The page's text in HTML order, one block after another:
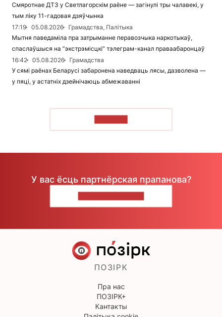
Смяротнае ДТЗ у Светлагорскім раёне — загінулі тры чалавекі, у
тым ліку 11-гадовая дзяўчынка
17:19
05.08.2026
Грамадства, Палітыка
Мытня паведаміла пра затрыманне перавозчыка наркотыкаў,
спаслаўшыся на “экстрэмісцкі” тэлеграм-канал праваабаронцаў
16:42
05.08.2026
Грамадства
У сямі раёнах Беларусі забаронена наведваць лясы, дазволена —
у пяці, у астатніх дзейнічаюць абмежаванні
У вас ёсць партнёрская прапанова?
ПОЗІРК
Пра нас
ПОЗІРК+
Кантакты